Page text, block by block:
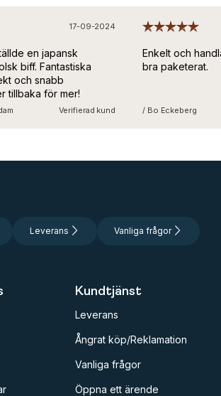
17-09-2024
en japansk
biff. Fantastiska
och snabb
tillbaka för mer!
Verifierad kund
Enkelt och
bra paketerat.
/ Bo Eckeberg
Kundtjänst
Leverans
Ångrat köp/Reklamation
Vanliga frågor
Öppna ett ärende
Leverans Vanliga frågor